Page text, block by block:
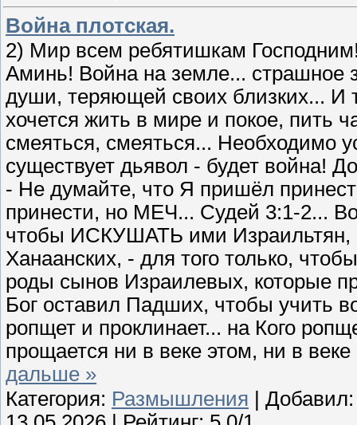
Война плотская.
2) Мир всем ребятишкам
Аминь! Война на земле... страшное
души, теряющей своих близких...
хочется жить в мире и покое, пить
смеяться, смеяться... Необходимо
существует дьявол - будет война!
- Не думайте, что Я пришёл
принести, но МЕЧ... Судей 3:1-2...
чтобы ИСКУШАТЬ ими Израильтян,
Ханаанских, - для того только,
роды сынов Израилевых, которые
Бог оставил Падших, чтобы учить
ропщет и проклинает... на Кого
прощается ни в веке этом, ни в
дальше »
Категория: Размышления |